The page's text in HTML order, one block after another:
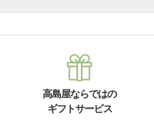
高島屋ならではの
ギフトサービス